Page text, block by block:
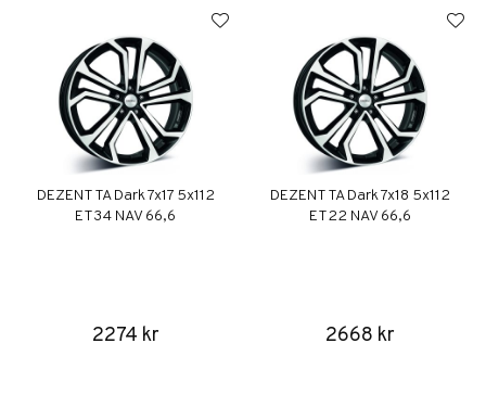
DEZENT TA Dark 7x17 5x112
ET34 NAV 66,6
2274 kr
DEZENT TA Dark 7x18 5x112
ET22 NAV 66,6
2668 kr